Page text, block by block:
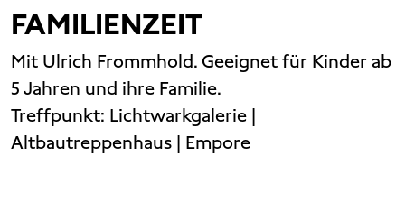
FAMILIENZEIT
Mit Ulrich Frommhold. Geeignet für Kinder ab
5 Jahren und ihre Familie.
Treffpunkt: Lichtwarkgalerie |
Altbautreppenhaus | Empore